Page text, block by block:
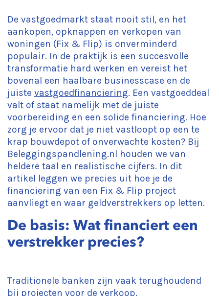
De vastgoedmarkt staat nooit stil, en het
aankopen, opknappen en verkopen van
woningen (Fix & Flip) is onverminderd
populair. In de praktijk is een succesvolle
transformatie hard werken en vereist het
bovenal een haalbare businesscase en de
juiste vastgoedfinanciering. Een vastgoeddeal
valt of staat namelijk met de juiste
voorbereiding en een solide financiering. Hoe
zorg je ervoor dat je niet vastloopt op een te
krap bouwdepot of onverwachte kosten? Bij
Beleggingspandlening.nl houden we van
heldere taal en realistische cijfers. In dit
artikel leggen we precies uit hoe je de
financiering van een Fix & Flip project
aanvliegt en waar geldverstrekkers op letten.
De basis: Wat financiert een
verstrekker precies?
Traditionele banken zijn vaak terughoudend
bij projecten voor de verkoop.